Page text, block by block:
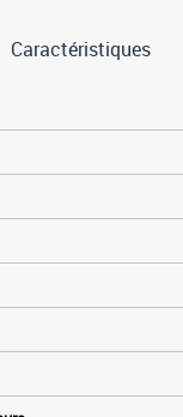
Caractéristiques